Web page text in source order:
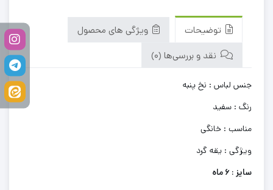
توضیحات
ویژگی های محصول
نقد و بررسی‌ها (0)
جنس لباس : نخ پنبه
رنگ : سفید
مناسب : خانگی
ویژگی : یقه گرد
سایز : 6 ماه